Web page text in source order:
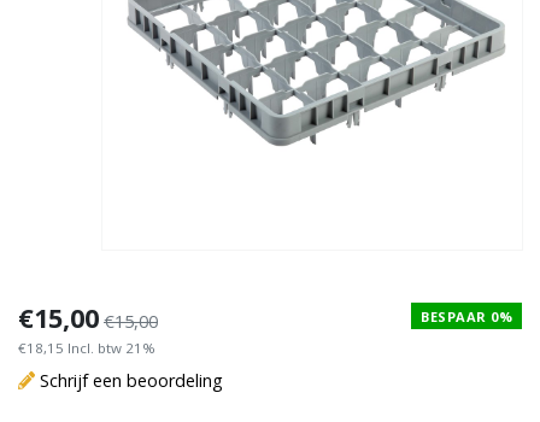
€15,00 €15,00
€18,15 Incl. btw 21%
BESPAAR 0%
Schrijf een beoordeling